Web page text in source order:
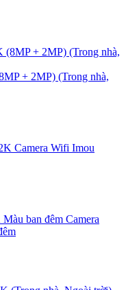
+ 2MP) (Trong nhà,
Camera Wifi Imou
Camera